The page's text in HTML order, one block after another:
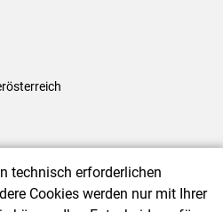
|Datenschutzerklärung |
technisch erforderlichen
Cookies werden nur mit Ihrer